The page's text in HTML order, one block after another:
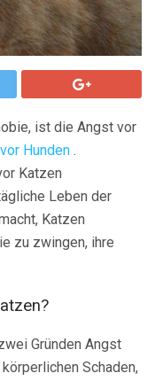
ist die Angst vor
Hunden .
Katzen
Leben der
Katzen
zu zwingen, ihre
Gründen Angst
Schaden,